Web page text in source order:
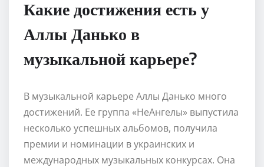
Какие достижения есть у
Аллы Данько в
музыкальной карьере?
В музыкальной карьере Аллы Данько много
достижений. Ее группа «НеАнгелы» выпустила
несколько успешных альбомов, получила
премии и номинации в украинских и
международных музыкальных конкурсах. Она